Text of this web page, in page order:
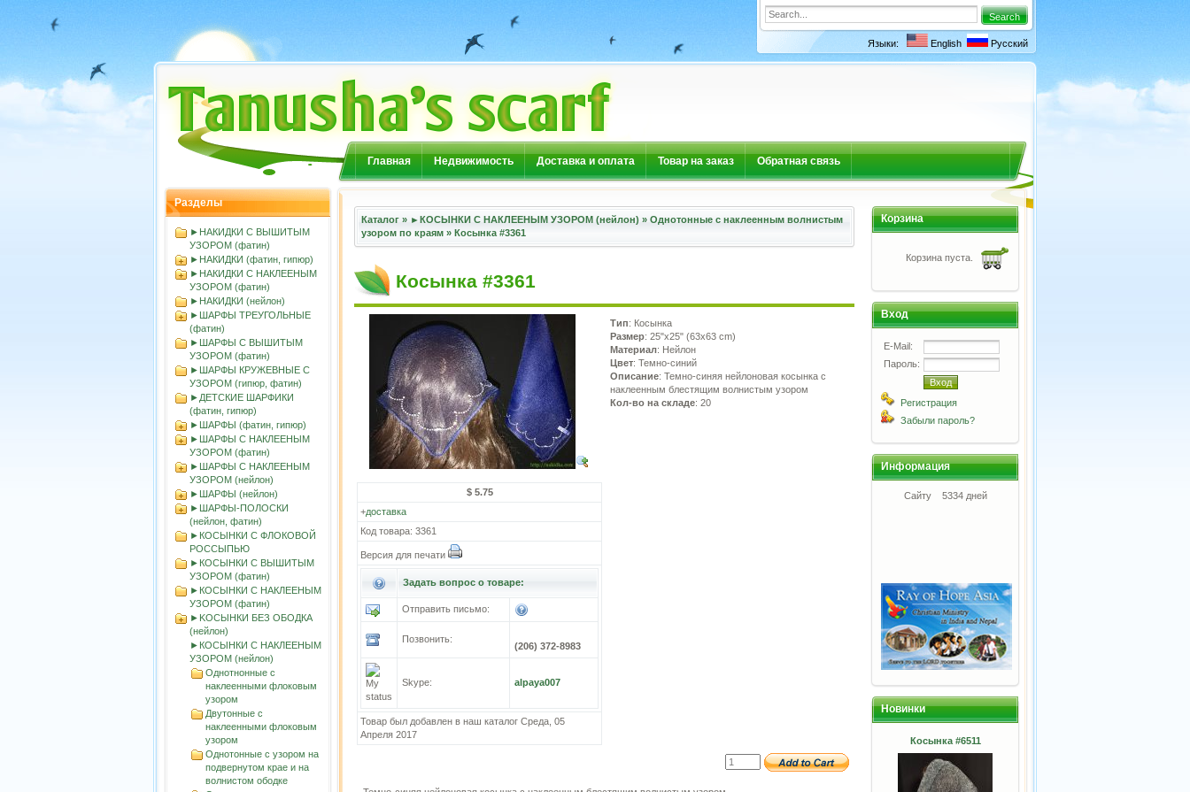
Языки: English Русский
Главная Недвижимость Доставка и оплата Товар на заказ Обратная связь
Разделы
►НАКИДКИ С ВЫШИТЫМ
УЗОРОМ (фатин)
►НАКИДКИ (фатин, гипюр)
►НАКИДКИ С НАКЛЕЕНЫМ
УЗОРОМ (фатин)
►НАКИДКИ (нейлон)
►ШАРФЫ ТРЕУГОЛЬНЫЕ
(фатин)
►ШАРФЫ С ВЫШИТЫМ
УЗОРОМ (фатин)
►ШАРФЫ КРУЖЕВНЫЕ С
УЗОРОМ (гипюр, фатин)
►ДЕТСКИЕ ШАРФИКИ
(фатин, гипюр)
►ШАРФЫ (фатин, гипюр)
►ШАРФЫ С НАКЛЕЕНЫМ
УЗОРОМ (фатин)
►ШАРФЫ С НАКЛЕЕНЫМ
УЗОРОМ (нейлон)
►ШАРФЫ (нейлон)
►ШАРФЫ-ПОЛОСКИ
(нейлон, фатин)
►КОСЫНКИ С ФЛОКОВОЙ
РОССЫПЬЮ
►КОСЫНКИ С ВЫШИТЫМ
УЗОРОМ (фатин)
►КОСЫНКИ С НАКЛЕЕНЫМ
УЗОРОМ (фатин)
►KOСЫНКИ БЕЗ ОБОДКА
(нейлон)
►КОСЫНКИ С НАКЛЕЕНЫМ
УЗОРОМ (нейлон)
Однотнонные с
наклеенными флоковым
узором
Двутонные с
наклеенными флоковым
узором
Однотонные с узором на
подвернутом крае и на
волнистом ободке
Каталог » ►КОСЫНКИ С НАКЛЕЕНЫМ УЗОРОМ (нейлон) » Однотонные с наклеенным волнистым
узорoм по краям » Косынка #3361
Косынка #3361
$ 5.75
+доставка
Код товара: 3361
Версия для печати
Задать вопрос о товаре:
Отправить письмо:
Позвонить:
(206) 372-8983
Skype: alpaya007
Товар был добавлен в наш каталог Среда, 05
Апреля 2017
Тип: Косынка
Размер: 25"x25" (63x63 cm)
Материал: Нейлон
Цвет: Темно-синий
Описание: Темно-синяя нейлоновая косынка с
наклеенным блестящим волнистым узором
Кол-во на складе: 20
Корзина
Корзина пуста.
Вход
E-Mail:
Пароль:
Регистрация
Забыли пароль?
Информация
Сайту 5334 дней
Новинки
Косынка #6511